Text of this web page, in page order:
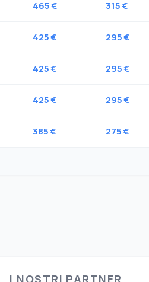
465 € 315 €
425 € 295 €
425 € 295 €
425 € 295 €
385 € 275 €
I NOSTRI PARTNER